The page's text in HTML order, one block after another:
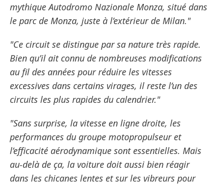
mythique Autodromo Nazionale Monza, situé dans
le parc de Monza, juste à l’extérieur de Milan."
"Ce circuit se distingue par sa nature très rapide.
Bien qu’il ait connu de nombreuses modifications
au fil des années pour réduire les vitesses
excessives dans certains virages, il reste l’un des
circuits les plus rapides du calendrier."
"Sans surprise, la vitesse en ligne droite, les
performances du groupe motopropulseur et
l’efficacité aérodynamique sont essentielles. Mais
au-delà de ça, la voiture doit aussi bien réagir
dans les chicanes lentes et sur les vibreurs pour